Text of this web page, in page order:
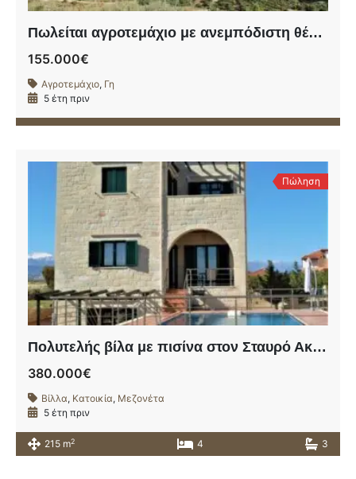
Πωλείται αγροτεμάχιο με ανεμπόδιστη θέα σε βουνό και θάλασσα.
155.000€
Αγροτεμάχιο, Γη
5 έτη πριν
Πώληση
Πολυτελής βίλα με πισίνα στον Σταυρό Ακρωτηρίου
380.000€
Βίλλα, Κατοικία, Μεζονέτα
5 έτη πριν
215 m2 4 3